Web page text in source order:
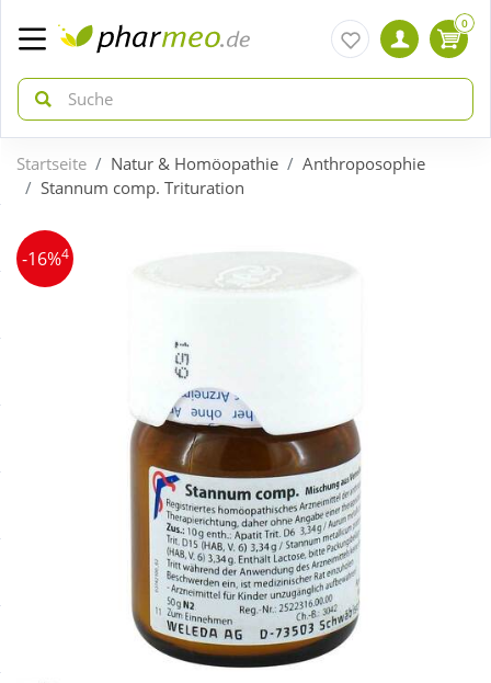
zurück
ÜBERSICHT AKTIONEN
zurück
ÜBERSICHT KATEGORIEN
Körperpflege & Kosmetik
0
Startseite Natur & Homöopathie
Anthroposophie
Stannum comp. Trituration
-16%4